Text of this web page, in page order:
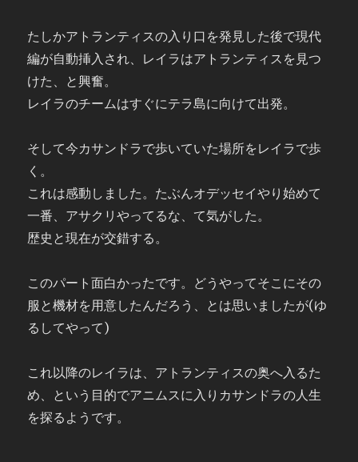
たしかアトランティスの入り口を発見した後で現代
編が自動挿入され、レイラはアトランティスを見つ
けた、と興奮。
レイラのチームはすぐにテラ島に向けて出発。
そして今カサンドラで歩いていた場所をレイラで歩
く。
これは感動しました。たぶんオデッセイやり始めて
一番、アサクリやってるな、て気がした。
歴史と現在が交錯する。
このパート面白かったです。どうやってそこにその
服と機材を用意したんだろう、とは思いましたが(ゆ
るしてやって)
これ以降のレイラは、アトランティスの奥へ入るた
め、という目的でアニムスに入りカサンドラの人生
を探るようです。